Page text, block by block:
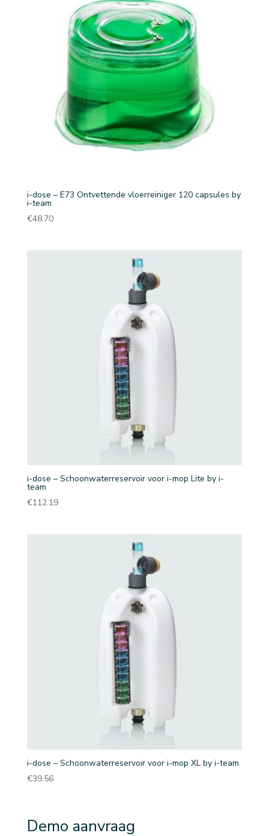
i-dose – E73 Ontvettende vloerreiniger 120 capsules by
i-team
€48.70
i-dose – Schoonwaterreservoir voor i-mop Lite by i-
team
€112.19
i-dose – Schoonwaterreservoir voor i-mop XL by i-team
€39.56
Demo aanvraag